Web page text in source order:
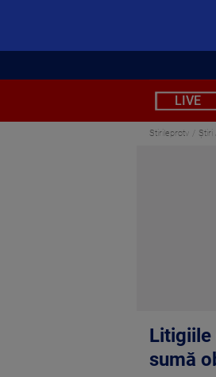
LIVE
Stirileprotv Știri
Litigiile
sumă